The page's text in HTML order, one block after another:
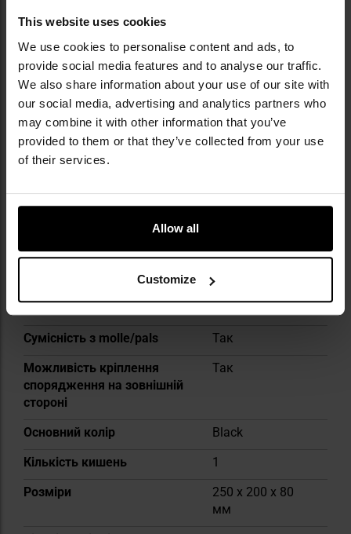
This website uses cookies
We use cookies to personalise content and ads, to
provide social media features and to analyse our traffic.
We also share information about your use of our site with
our social media, advertising and analytics partners who
may combine it with other information that you’ve
provided to them or that they’ve collected from your use
of their services.
Allow all
Customize
українських силових структур, а також
усьому світі.
ТЕХНІЧНІ ДАНІ
відділення
блискавка
ноутбука
Сумісність з molle/pals
Так
Можливість кріплення
спорядження на зовнішній
стороні
Так
Основний колір
Black
Кількість кишень
1
Розміри
250 x 200 x 80
мм